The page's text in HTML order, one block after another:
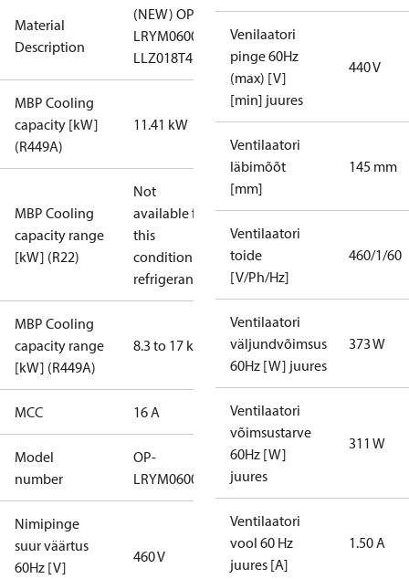
Material
Description
(NEW) OP-
LRYM0600UWH000R
LLZ018T4LQ9A
MBP Cooling
capacity [kW]
(R449A)
11.41 kW
MBP Cooling
capacity range
[kW] (R22)
Not
available for
this
condition /
refrigerant
MBP Cooling
capacity range
[kW] (R449A)
8.3 to 17 kW
MCC 16 A
Model
number
OP-
LRYM0600UWH000R
Nimipinge
suur väärtus
60Hz [V]
460 V
Venilaatori
pinge 60Hz
(max) [V]
[min] juures
440 V
Ventilaatori
läbimõõt
[mm]
145 mm
Ventilaatori
toide
[V/Ph/Hz]
460/1/60
Ventilaatori
väljundvõimsus
60Hz [W] juures
373 W
Ventilaatori
võimsustarve
60Hz [W]
juures
311 W
Ventilaatori
vool 60 Hz
juures [A]
1.50 A